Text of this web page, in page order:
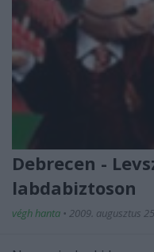
Debrecen -
labdabiztoson
végh hanta • 2009. augusztus 25.